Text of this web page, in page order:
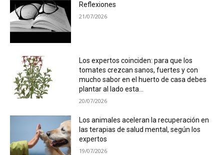
Reflexiones
21/07/2026
Los expertos coinciden: para que los
tomates crezcan sanos, fuertes y con
mucho sabor en el huerto de casa debes
plantar al lado esta...
20/07/2026
Los animales aceleran la recuperación en
las terapias de salud mental, según los
expertos
19/07/2026